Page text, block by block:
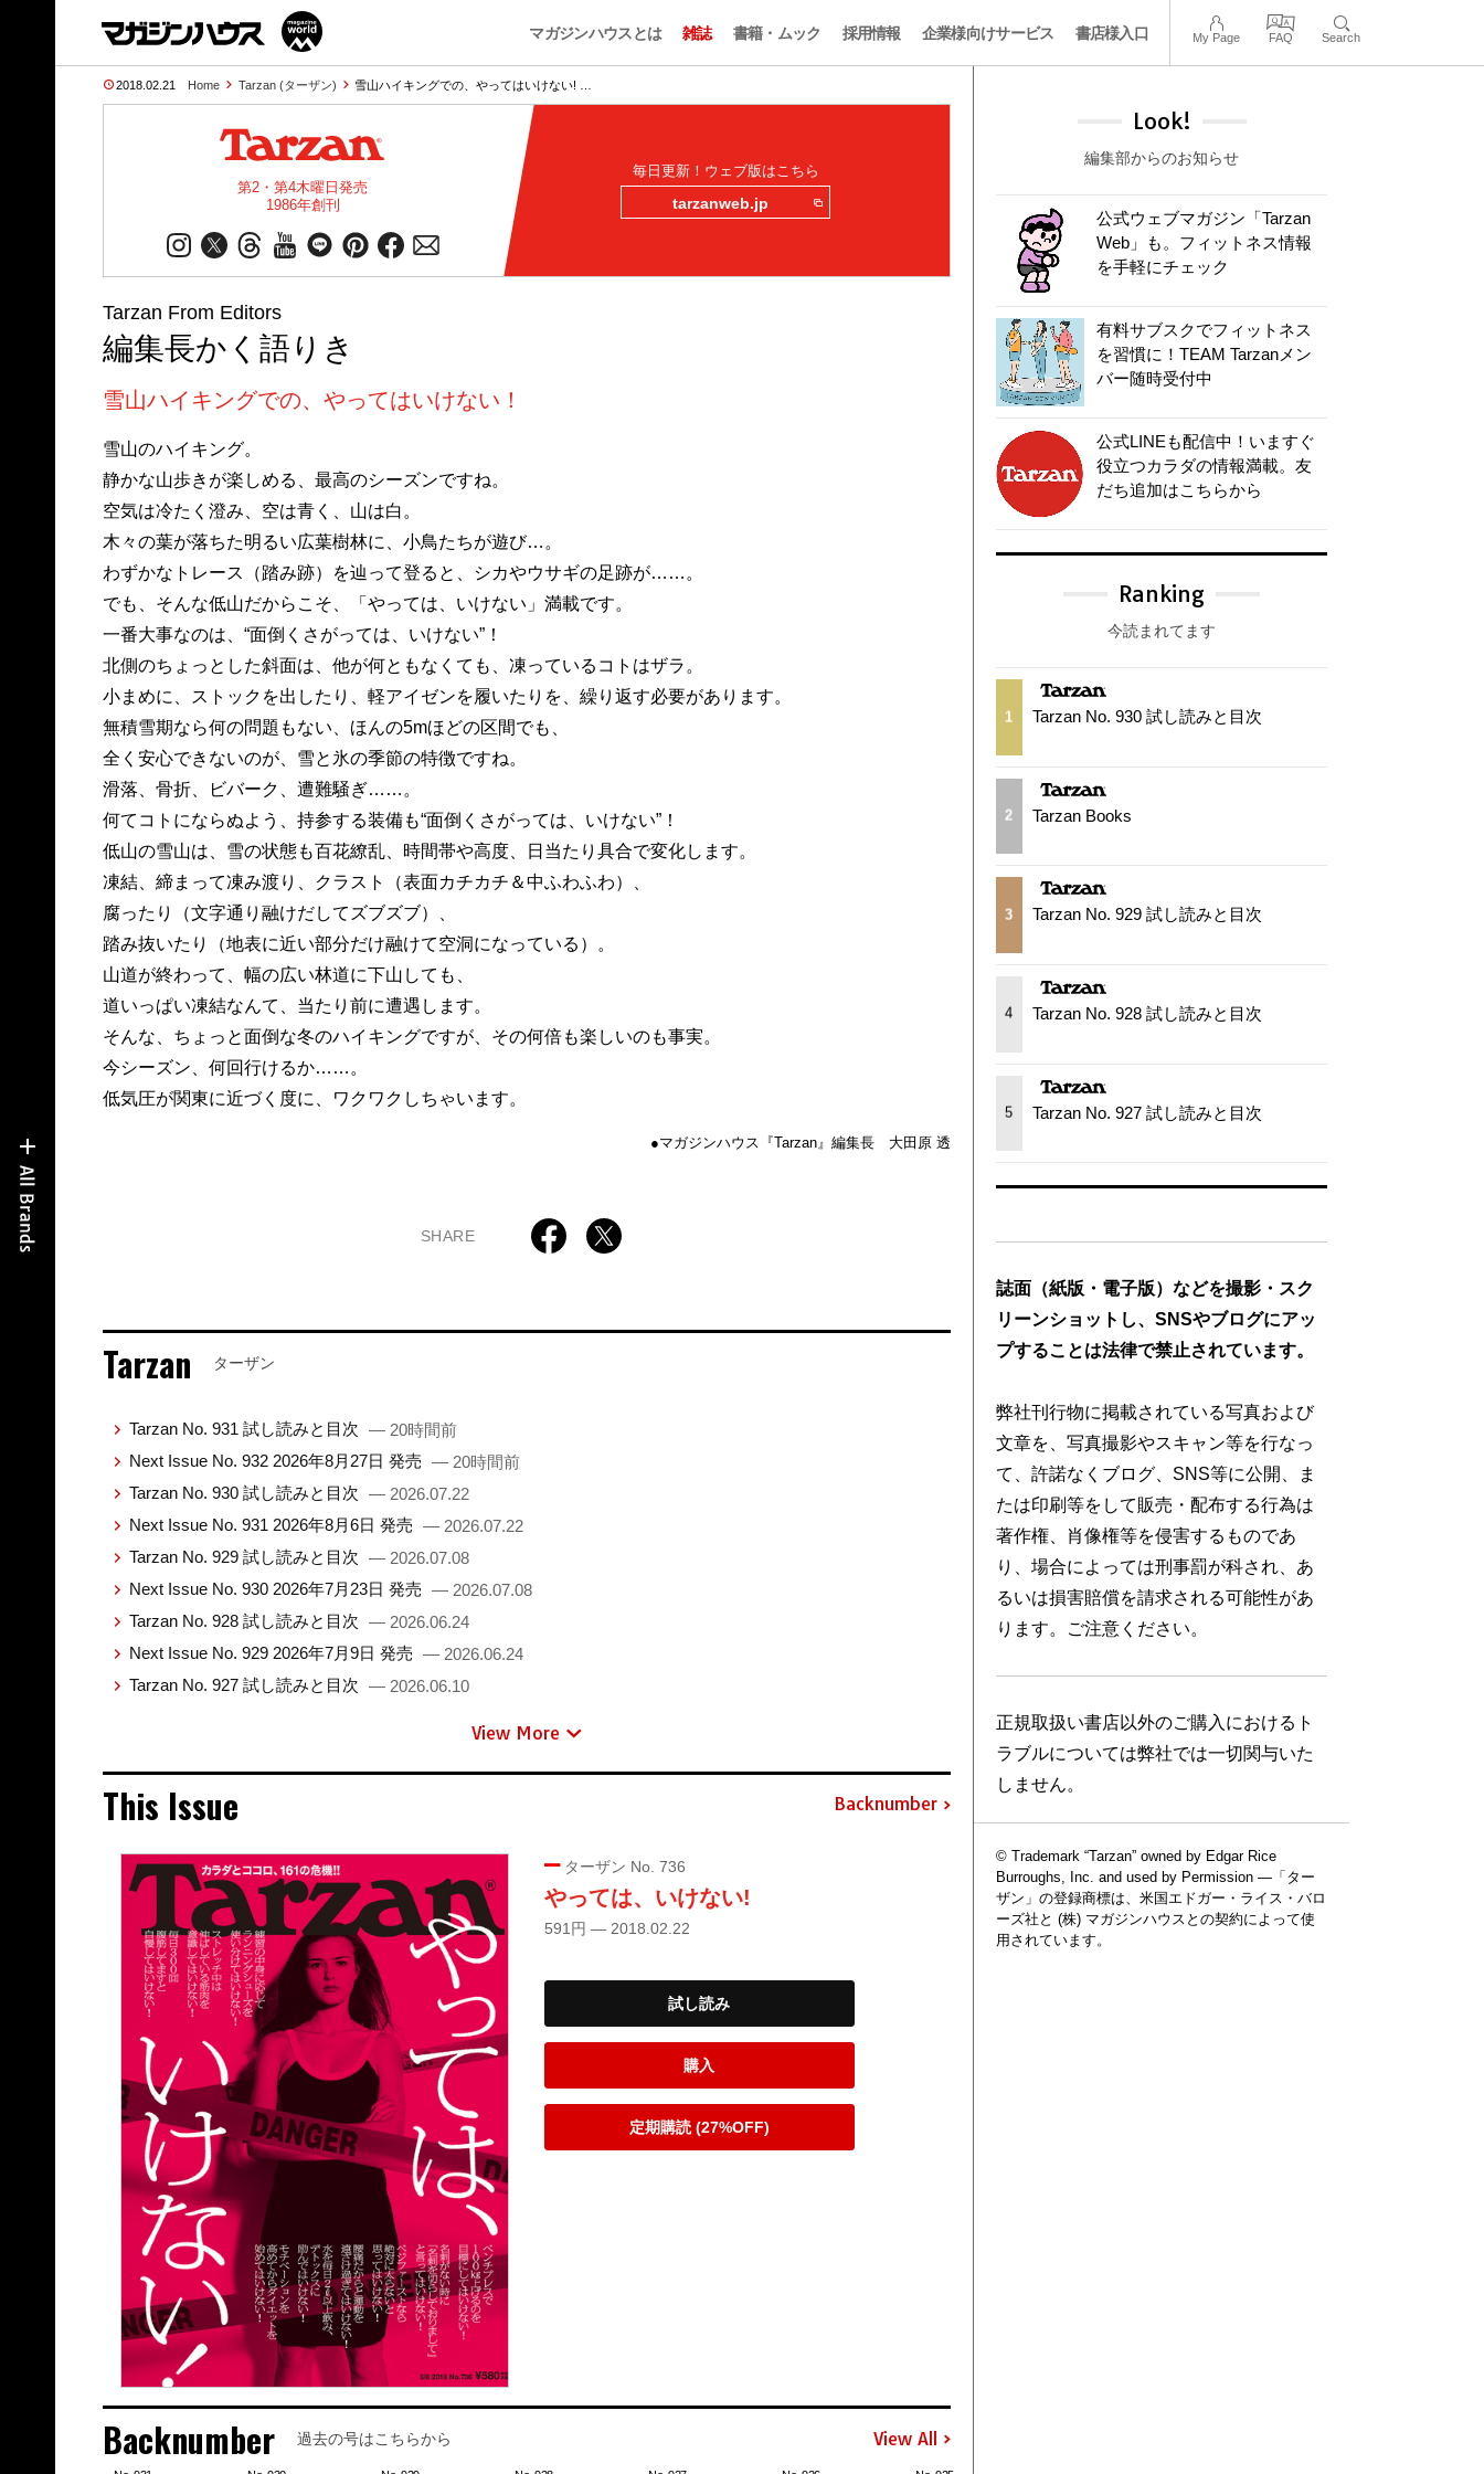
マガジンハウスとは 雑誌 書籍・ムック 採用情報 企業様向けサービス 書店様入口 My Page FAQ Search
2018.02.21 Home Tarzan (ターザン) 雪山ハイキングでの、やってはいけない! …
第2・第4木曜日発売
1986年創刊
毎日更新！ウェブ版はこちら
tarzanweb.jp
Tarzan From Editors
編集長かく語りき
雪山ハイキングでの、やってはいけない！
雪山のハイキング。
静かな山歩きが楽しめる、最高のシーズンですね。
空気は冷たく澄み、空は青く、山は白。
木々の葉が落ちた明るい広葉樹林に、小鳥たちが遊び…。
わずかなトレース（踏み跡）を辿って登ると、シカやウサギの足跡が……。
でも、そんな低山だからこそ、「やっては、いけない」満載です。
一番大事なのは、“面倒くさがっては、いけない”！
北側のちょっとした斜面は、他が何ともなくても、凍っているコトはザラ。
小まめに、ストックを出したり、軽アイゼンを履いたりを、繰り返す必要があります。
無積雪期なら何の問題もない、ほんの5mほどの区間でも、
全く安心できないのが、雪と氷の季節の特徴ですね。
滑落、骨折、ビバーク、遭難騒ぎ……。
何てコトにならぬよう、持参する装備も“面倒くさがっては、いけない”！
低山の雪山は、雪の状態も百花繚乱、時間帯や高度、日当たり具合で変化します。
凍結、締まって凍み渡り、クラスト（表面カチカチ＆中ふわふわ）、
腐ったり（文字通り融けだしてズブズブ）、
踏み抜いたり（地表に近い部分だけ融けて空洞になっている）。
山道が終わって、幅の広い林道に下山しても、
道いっぱい凍結なんて、当たり前に遭遇します。
そんな、ちょっと面倒な冬のハイキングですが、その何倍も楽しいのも事実。
今シーズン、何回行けるか……。
低気圧が関東に近づく度に、ワクワクしちゃいます。
●マガジンハウス『Tarzan』編集長 大田原 透
SHARE
Tarzan ターザン
Tarzan No. 931 試し読みと目次 — 20時間前
Next Issue No. 932 2026年8月27日 発売 — 20時間前
Tarzan No. 930 試し読みと目次 — 2026.07.22
Next Issue No. 931 2026年8月6日 発売 — 2026.07.22
Tarzan No. 929 試し読みと目次 — 2026.07.08
Next Issue No. 930 2026年7月23日 発売 — 2026.07.08
Tarzan No. 928 試し読みと目次 — 2026.06.24
Next Issue No. 929 2026年7月9日 発売 — 2026.06.24
Tarzan No. 927 試し読みと目次 — 2026.06.10
View More
This Issue Backnumber
ターザン No. 736
やっては、いけない!
591円 — 2018.02.22
試し読み
購入
定期購読 (27%OFF)
Backnumber 過去の号はこちらから View All
Look!
編集部からのお知らせ
公式ウェブマガジン「Tarzan
Web」も。フィットネス情報
を手軽にチェック
有料サブスクでフィットネス
を習慣に！TEAM Tarzanメン
バー随時受付中
公式LINEも配信中！いますぐ
役立つカラダの情報満載。友
だち追加はこちらから
Ranking
今読まれてます
1 Tarzan No. 930 試し読みと目次
2 Tarzan Books
3 Tarzan No. 929 試し読みと目次
4 Tarzan No. 928 試し読みと目次
5 Tarzan No. 927 試し読みと目次
誌面（紙版・電子版）などを撮影・スク
リーンショットし、SNSやブログにアッ
プすることは法律で禁止されています。
弊社刊行物に掲載されている写真および
文章を、写真撮影やスキャン等を行なっ
て、許諾なくブログ、SNS等に公開、ま
たは印刷等をして販売・配布する行為は
著作権、肖像権等を侵害するものであ
り、場合によっては刑事罰が科され、あ
るいは損害賠償を請求される可能性があ
ります。ご注意ください。
正規取扱い書店以外のご購入におけるト
ラブルについては弊社では一切関与いた
しません。
© Trademark “Tarzan” owned by Edgar Rice
Burroughs, Inc. and used by Permission —「ター
ザン」の登録商標は、米国エドガー・ライス・バロ
ーズ社と (株) マガジンハウスとの契約によって使
用されています。